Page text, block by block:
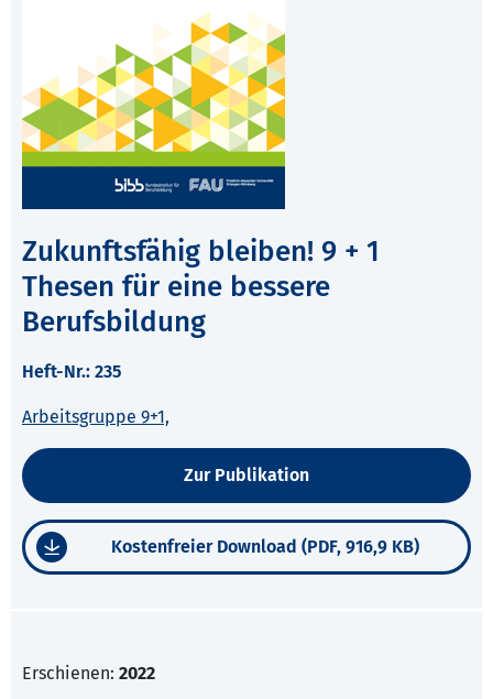
Zukunftsfähig bleiben! 9 + 1
Thesen für eine bessere
Berufsbildung
Heft-Nr.: 235
Arbeitsgruppe 9+1,
Zur Publikation
Kostenfreier Download (PDF, 916,9 KB)
Erschienen: 2022